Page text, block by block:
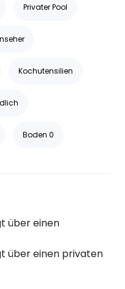
Privater Pool
Kochutensilien
Boden 0
über einen
über einen privaten